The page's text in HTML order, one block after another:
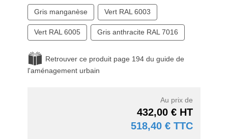
Gris manganèse Vert RAL 6003
Vert RAL 6005 Gris anthracite RAL 7016
Retrouver ce produit page 194 du guide de
l'aménagement urbain
Au prix de
432,00 € HT
518,40 € TTC